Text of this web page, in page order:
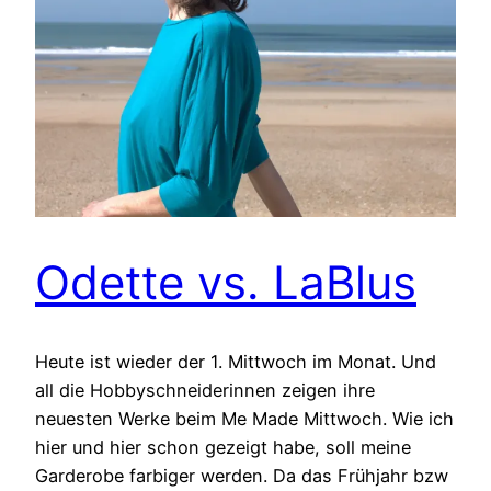
Odette vs. LaBlus
Heute ist wieder der 1. Mittwoch im Monat. Und
all die Hobbyschneiderinnen zeigen ihre
neuesten Werke beim Me Made Mittwoch. Wie ich
hier und hier schon gezeigt habe, soll meine
Garderobe farbiger werden. Da das Frühjahr bzw